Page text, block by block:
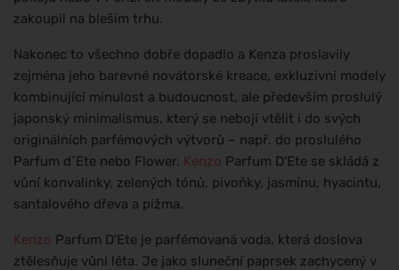
zakoupil na bleším trhu.
Nakonec to všechno dobře dopadlo a Kenza proslavily
zejména jeho barevné novátorské kreace, exkluzivní modely
kombinující minulost a budoucnost, ale především proslulý
japonský minimalismus, který se nebojí vtělit i do svých
originálních parfémových výtvorů – např. do proslulého
Parfum d´Ete nebo Flower. Kenzo Parfum D'Ete se skládá z
vůní konvalinky, zelených tónů, pivoňky, jasmínu, hyacintu,
santalového dřeva a pižma.
Kenzo Parfum D'Ete je parfémovaná voda, která doslova
ztělesňuje vůni léta. Je jako sluneční paprsek zachycený v